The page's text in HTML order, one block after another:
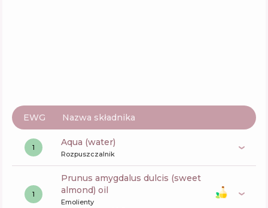
EWG Nazwa składnika
1 aqua (water)
Rozpuszczalnik
1
prunus amygdalus dulcis (sweet
almond) oil
Emolienty